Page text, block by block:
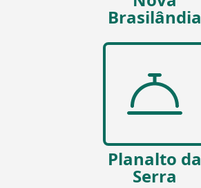
Brasilândia
Planalto da
Serra